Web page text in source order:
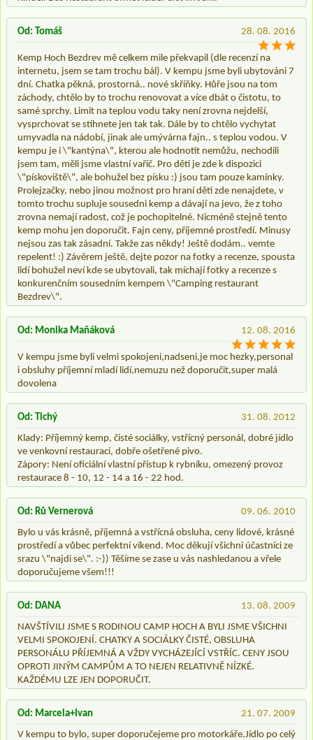
28. 08. 2016
Od: Tomáš
Kemp Hoch Bezdrev mě celkem mile překvapil (dle recenzí na
internetu, jsem se tam trochu bál). V kempu jsme byli ubytováni 7
dní. Chatka pěkná, prostorná.. nové skříňky. Hůře jsou na tom
záchody, chtělo by to trochu renovovat a více dbát o čistotu, to
samé sprchy. Limit na teplou vodu taky není zrovna nejdelší,
vysprchovat se stihnete jen tak tak. Dále by to chtělo vychytat
umyvadla na nádobí, jinak ale umývárna fajn.. s teplou vodou. V
kempu je i \"kantýna\", kterou ale hodnotit nemůžu, nechodili
jsem tam, měli jsme vlastní vařič. Pro děti je zde k dispozici
\"pískoviště\", ale bohužel bez písku :) jsou tam pouze kamínky.
Prolejzačky, nebo jinou možnost pro hraní dětí zde nenajdete, v
tomto trochu supluje sousedni kemp a dávají na jevo, že z toho
zrovna nemají radost, což je pochopitelné. Nicméně stejně tento
kemp mohu jen doporučit. Fajn ceny, příjemné prostředí. Minusy
nejsou zas tak zásadní. Takže zas někdy! Ještě dodám.. vemte
repelent! :) Závěrem ještě, dejte pozor na fotky a recenze, spousta
lidí bohužel neví kde se ubytovali, tak míchají fotky a recenze s
konkurenčním sousedním kempem \"Camping restaurant
Bezdrev\".
12. 08. 2016
Od: Monika Maňáková
V kempu jsme byli velmi spokojeni,nadseni,je moc hezky,personal
i obsluhy příjemní mladí lidí,nemuzu než doporučit,super malá
dovolena
31. 08. 2012
Od: Tichý
Klady: Příjemný kemp, čisté sociálky, vstřícný personál, dobré jídlo
ve venkovní restauraci, dobře ošetřené pivo.
Zápory: Není oficiální vlastní přístup k rybníku, omezený provoz
restaurace 8 - 10, 12 - 14 a 16 - 22 hod.
09. 06. 2010
Od: Rů Vernerová
Bylo u vás krásně, příjemná a vstřícná obsluha, ceny lidové, krásné
prostředí a vůbec perfektní víkend. Moc děkují všichni účastníci ze
srazu \"najdi se\". :-)) Těšíme se zase u vás nashledanou a vřele
doporučujeme všem!!!
13. 08. 2009
Od: DANA
NAVŠTÍVILI JSME S RODINOU CAMP HOCH A BYLI JSME VŠICHNI
VELMI SPOKOJENÍ. CHATKY A SOCIÁLKY ČISTÉ, OBSLUHA
PERSONÁLU PŘÍJEMNÁ A VŽDY VYCHÁZEJÍCÍ VSTŘÍC. CENY JSOU
OPROTI JINÝM CAMPŮM A TO NEJEN RELATIVNĚ NÍZKÉ.
KAŽDÉMU LZE JEN DOPORUČIT.
21. 07. 2009
Od: Marcela+Ivan
V kempu to bylo, super doporučejeme pro motorkáře.Jídlo po celý